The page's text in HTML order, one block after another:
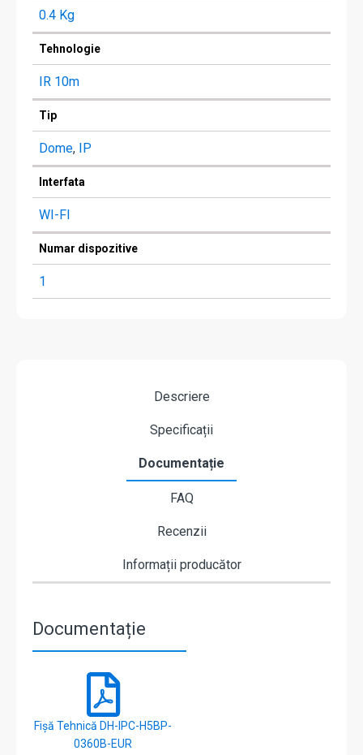
0.4 Kg
Tehnologie
IR 10m
Tip
Dome, IP
Interfata
WI-FI
Numar dispozitive
1
Descriere
Specificații
Documentație
FAQ
Recenzii
Informații producător
Documentație
Fișă Tehnică DH-IPC-H5BP-
0360B-EUR